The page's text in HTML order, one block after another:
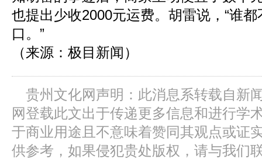
也提出少收2000元运费。胡雷说，“谁
口。”
（来源：极目新闻）
贵州文化网声明：此消息系转载自新
网登载此文出于传递更多信息和进行学
于商业用途且不意味着赞同其观点或证
供参考，如果侵犯贵处版权，请与我们